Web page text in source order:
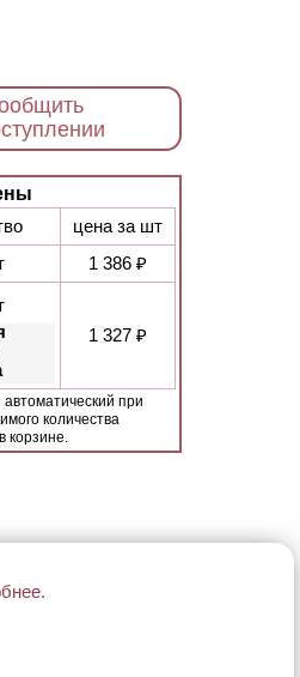
цена за шт
1 386 ₽
1 327 ₽
при
количества
корзине.